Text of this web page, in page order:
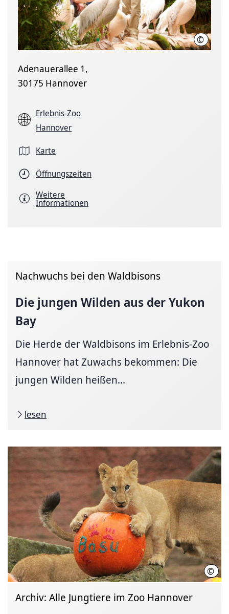
©
Adenauerallee 1,
30175 Hannover
Erlebnis-Zoo
Hannover
Karte
Öffnungszeiten
Weitere
Informationen
Nachwuchs bei den Waldbisons
Die jungen Wilden aus der Yukon
Bay
Die Herde der Waldbisons im Erlebnis-Zoo
Hannover hat Zuwachs bekommen: Die
jungen Wilden heißen...
lesen
©
Archiv: Alle Jungtiere im Zoo Hannover